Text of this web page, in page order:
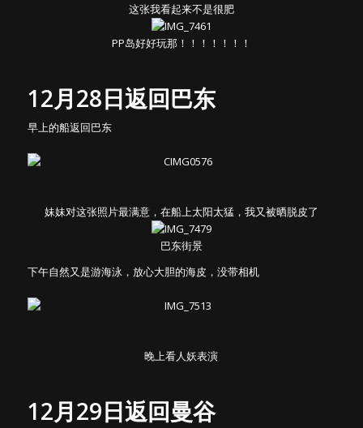
这张我看起来不是很肥
PP岛好好玩那！！！！！！！
12月28日返回巴东
早上的船返回巴东
妹妹对这张照片最满意，在船上太阳太猛，我又被晒脱皮了
巴东街景
下午自然又是游海泳，放心大胆的海皮，没带相机
晚上看人妖表演
12月29日返回曼谷